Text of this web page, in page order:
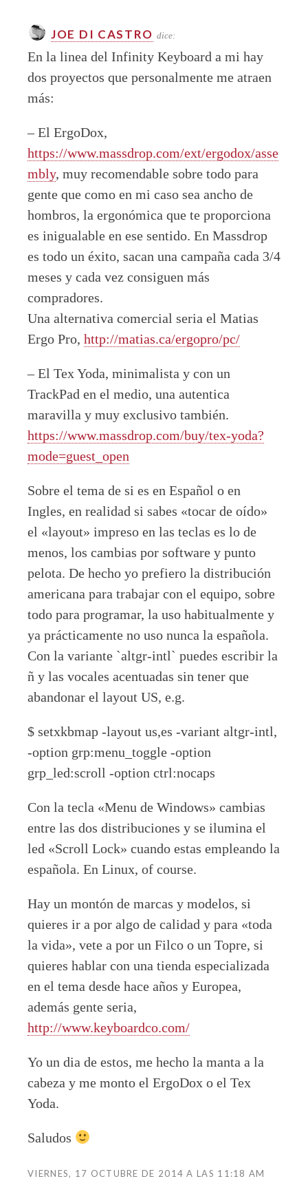
JOE DI CASTRO dice:
En la linea del Infinity Keyboard a mi hay
dos proyectos que personalmente me atraen
más:
– El ErgoDox,
https://www.massdrop.com/ext/ergodox/asse
mbly, muy recomendable sobre todo para
gente que como en mi caso sea ancho de
hombros, la ergonómica que te proporciona
es inigualable en ese sentido. En Massdrop
es todo un éxito, sacan una campaña cada 3/4
meses y cada vez consiguen más
compradores.
Una alternativa comercial seria el Matias
Ergo Pro, http://matias.ca/ergopro/pc/
– El Tex Yoda, minimalista y con un
TrackPad en el medio, una autentica
maravilla y muy exclusivo también.
https://www.massdrop.com/buy/tex-yoda?
mode=guest_open
Sobre el tema de si es en Español o en
Ingles, en realidad si sabes «tocar de oído»
el «layout» impreso en las teclas es lo de
menos, los cambias por software y punto
pelota. De hecho yo prefiero la distribución
americana para trabajar con el equipo, sobre
todo para programar, la uso habitualmente y
ya prácticamente no uso nunca la española.
Con la variante `altgr-intl` puedes escribir la
ñ y las vocales acentuadas sin tener que
abandonar el layout US, e.g.
$ setxkbmap -layout us,es -variant altgr-intl,
-option grp:menu_toggle -option
grp_led:scroll -option ctrl:nocaps
Con la tecla «Menu de Windows» cambias
entre las dos distribuciones y se ilumina el
led «Scroll Lock» cuando estas empleando la
española. En Linux, of course.
Hay un montón de marcas y modelos, si
quieres ir a por algo de calidad y para «toda
la vida», vete a por un Filco o un Topre, si
quieres hablar con una tienda especializada
en el tema desde hace años y Europea,
además gente seria,
http://www.keyboardco.com/
Yo un dia de estos, me hecho la manta a la
cabeza y me monto el ErgoDox o el Tex
Yoda.
Saludos
VIERNES, 17 OCTUBRE DE 2014 A LAS 11:18 AM